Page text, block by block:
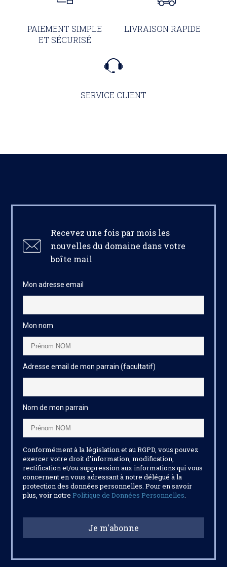
PAIEMENT SIMPLE
ET SÉCURISÉ
LIVRAISON RAPIDE
SERVICE CLIENT
Recevez une fois par mois les
nouvelles du domaine dans votre
boîte mail
Mon adresse email
Mon nom
Adresse email de mon parrain (facultatif)
Nom de mon parrain
Conformément à la législation et au RGPD, vous pouvez
exercer votre droit d’information, modification,
rectification et/ou suppression aux informations qui vous
concernent en vous adressant à notre délégué à la
protection des données personnelles. Pour en savoir
plus, voir notrePolitique de Données Personnelles.